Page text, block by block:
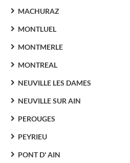
MACHURAZ
MONTLUEL
MONTMERLE
MONTREAL
NEUVILLE LES DAMES
NEUVILLE SUR AIN
PEROUGES
PEYRIEU
PONT D' AIN